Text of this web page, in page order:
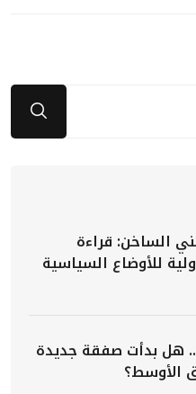
الساخن: قراءة
للأوضاع السياسية
.. هل بدأت صفقة جديدة
الأوسط؟